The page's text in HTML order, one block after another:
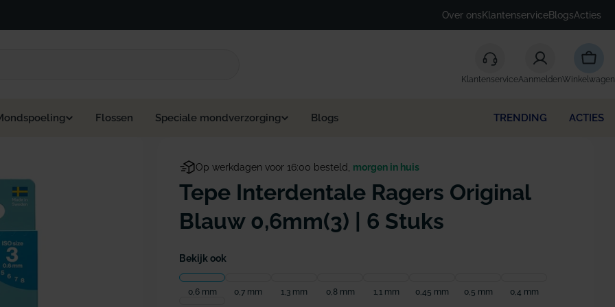
Over onsKlantenserviceBlogsActies
KlantenserviceAanmeldenWinkelwagen
Flossen Speciale mondverzorging Blogs TRENDING ACTIES
Op werkdagen voor 16:00 besteld, morgen in huis
Tepe Interdentale Ragers Original
Blauw 0,6mm(3) | 6 Stuks
Bekijk ook
0,6 mm 0,7 mm 1,3 mm 0,8 mm 1,1 mm 0,45 mm 0,5 mm 0,4 mm